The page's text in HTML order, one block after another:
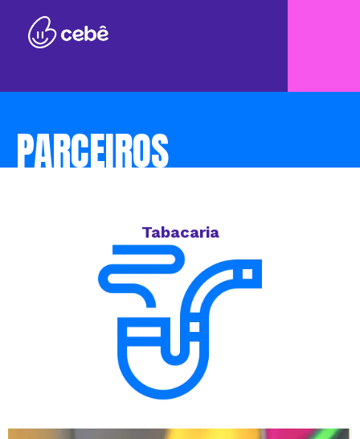
PARCEIROS
Tabacaria